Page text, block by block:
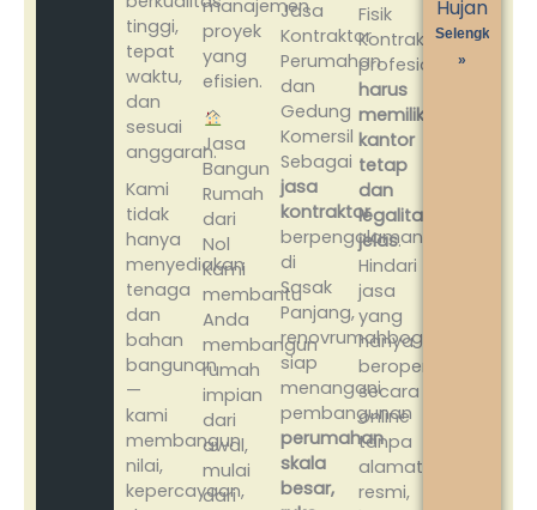
tinggi,
tepat
waktu,
dan
sesuai
anggaran.
Kami
tidak
hanya
menyediakan
tenaga
dan
bahan
bangunan
—
kami
membangun
nilai,
kepercayaan,
manajemen
proyek
yang
efisien.
Jasa
Bangun
Rumah
dari
Nol
Kami
membantu
Anda
membangun
rumah
impian
dari
awal,
mulai
dari
Jasa
Kontraktor
Perumahan
dan
Gedung
Komersil
Sebagai
jasa
kontraktor
berpengalaman
di
Sasak
Panjang,
renovrumahbogor.id
siap
menangani
pembangunan
perumahan
skala
besar,
Fisik
Kontraktor
profesional
harus
memiliki
kantor
tetap
dan
legalitas
jelas.
Hindari
jasa
yang
hanya
beroperasi
secara
online
tanpa
alamat
resmi,
Hujan
Selengkapnya
»